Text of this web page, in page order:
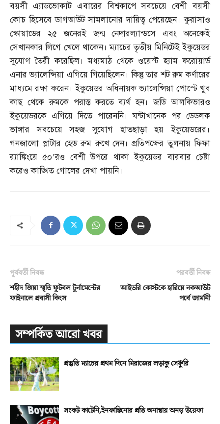
বয়সী এ্যাডভোকাট এবারের বিশ্বকাপে সবচেয়ে বেশী বয়সী
কোচ হিসেবে ডাগআউট সামলানোর দায়িত্ব পেয়েছেন। কুরাসাও
স্কোয়াডের ২৫ জনেরই জন্ম নেদারল্যান্ডসে এবং অনেকেই
সেখানকার লিগে খেলে থাকেন। ম্যাচের তৃতীয় মিনিটেই ইকুয়েডর
সুযোগ তৈরী করেছিল। মধ্যমাঠ থেকে ওয়েস্ট হ্যাম ফরোয়ার্ড
এনার ভ্যালেন্সিয়া এগিয়ে গিয়েছিলেন। কিন্তু তার শট রুম কর্ণারের
মাধ্যমে রক্ষা করেন। ইকুয়েডর অধিনায়ক ভ্যালেন্সিয়া পোস্টে খুব
কাছ থেকে রুমকে পরাস্ত করতে ব্যর্থ হন। জডি আলকিভারও
ইকুয়েডরকে এগিয়ে দিতে পারেননি। ঘন্টাখানেক পর ডেডলক
ভাঙ্গার সবচেয়ে সহজ সুযোগ হাতছাড়া হয় ইকুয়েডরের।
গনজালো প্লাটার হেড রুম রুখে দেন। প্রতিপক্ষের তুলনায় ফিফা
র‌্যাঙ্কিংয়ে ৫০’রও বেশী উপরে থাকা ইকুয়েডর বারবার চেষ্টা
করেও কাঙ্খিত গোলের দেখা পায়নি।
পূর্ববর্তী নিবন্ধ
শহীদ জিয়া স্মৃতি ফুটবল টুর্নামেন্টের
ফাইনালে প্রবাসী কিংস
পরবর্তী নিবন্ধ
আইভরি কোস্টকে হারিয়ে নকআউট
পর্বে জার্মানী
সম্পর্কিত আরো খবর
প্রস্তুতি ম্যাচের প্রথম দিনে মিরাজের লড়াকু সেঞ্চুরি
সংকট কাটেনি,ইনফান্তিনোর প্রতি অনাস্থায় অনড় উয়েফা